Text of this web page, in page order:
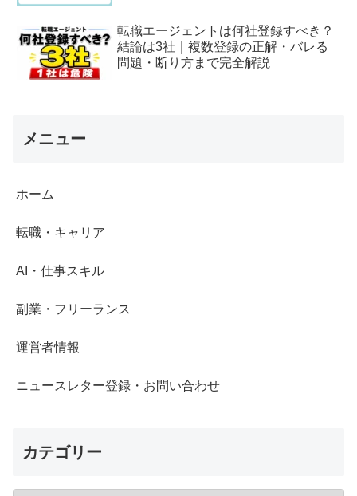
転職エージェントは何社登録すべき？
結論は3社｜複数登録の正解・バレる
問題・断り方まで完全解説
メニュー
ホーム
転職・キャリア
AI・仕事スキル
副業・フリーランス
運営者情報
ニュースレター登録・お問い合わせ
カテゴリー